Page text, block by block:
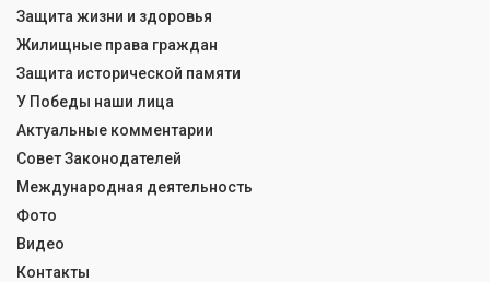
Защита жизни и здоровья
Жилищные права граждан
Защита исторической памяти
У Победы наши лица
Актуальные комментарии
Совет Законодателей
Международная деятельность
Фото
Видео
Контакты